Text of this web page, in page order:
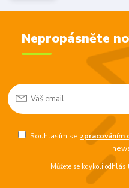
Nepropásněte
Souhlasím se zpracováním
Můžete se kdykoli